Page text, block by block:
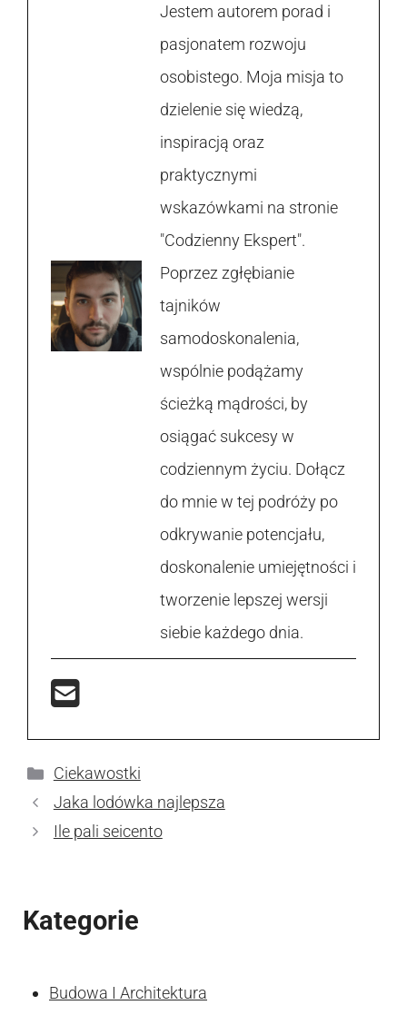
Jestem autorem porad i
pasjonatem rozwoju
osobistego. Moja misja to
dzielenie się wiedzą,
inspiracją oraz
praktycznymi
wskazówkami na stronie
"Codzienny Ekspert".
Poprzez zgłębianie
tajników
samodoskonalenia,
wspólnie podążamy
ścieżką mądrości, by
osiągać sukcesy w
codziennym życiu. Dołącz
do mnie w tej podróży po
odkrywanie potencjału,
doskonalenie umiejętności i
tworzenie lepszej wersji
siebie każdego dnia.
Kategorie
Ciekawostki
Jaka lodówka najlepsza
Ile pali seicento
Kategorie
Budowa I Architektura